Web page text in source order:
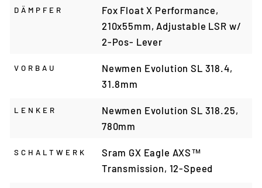
DÄMPFER
Fox Float X Performance,
210x55mm, Adjustable LSR w/
2-Pos- Lever
VORBAU
Newmen Evolution SL 318.4,
31.8mm
LENKER
Newmen Evolution SL 318.25,
780mm
SCHALTWERK
Sram GX Eagle AXS™
Transmission, 12-Speed